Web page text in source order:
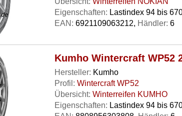
Eigenschaften: Lastindex 94 bis
EAN: 6921109063212, Händler: 6
Kumho Wintercraft WP52
Hersteller: Kumho
Profil: Wintercraft WP52
Übersicht: Winterreifen KUMHO
Eigenschaften: Lastindex 94 bis